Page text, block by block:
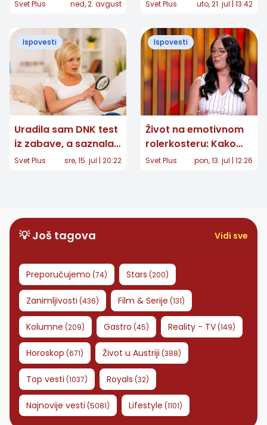
li sam vam ćerka ili
bankomat?“
Svet Plus ned, 2. avgust Svet Plus uto, 21. jul | 13:42
Ispovesti
Uradila sam DNK test
iz zabave, a saznala
da mi je otac
Svet Plus sre, 15. jul | 20:22
Ispovesti
Život na emotivnom
rolerkosteru: Kako
izgleda svakodnevna
Svet Plus pon, 13. jul | 12:26
💡 Još tagova Vidi sve
Preporučujemo (74) Stars (200)
Zanimljivosti (436) Film & Serije (131)
Kolumne (209) Gastro (45) Reality - TV(149)
Horoskop (671) Život u Austriji (388)
Top vesti (1037) Royals (32)
Najnovije vesti (5081) Lifestyle (1101)